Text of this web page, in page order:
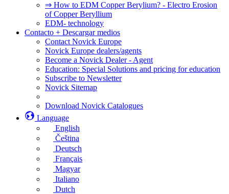
⇒ How to EDM Copper Berylium? - Electro Erosion
of Copper Beryllium
EDM- technology
Contacto + Descargar medios
Contact Novick Europe
Novick Europe dealers/agents
Become a Novick Dealer - Agent
Education: Special Solutions and pricing for education
Subscribe to Newsletter
Novick Sitemap
Download Novick Catalogues
Language
English
Čeština
Deutsch
Français
Magyar
Italiano
Dutch